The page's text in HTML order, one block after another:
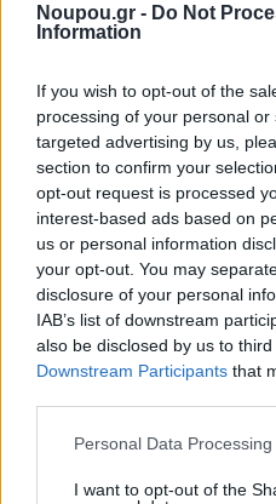
Noupou.gr - Do Not
Information
If you wish to opt-out of the
processing of your personal
targeted advertising by us,
section to confirm your
opt-out request is processed
interest-based ads based on
us or personal information
your opt-out. You may
disclosure of your personal
IAB’s list of downstream
also be disclosed by us to
Downstream Participants that
Please note that this website/
not limited to your visit or
Personal Data
I want to opt-out of the